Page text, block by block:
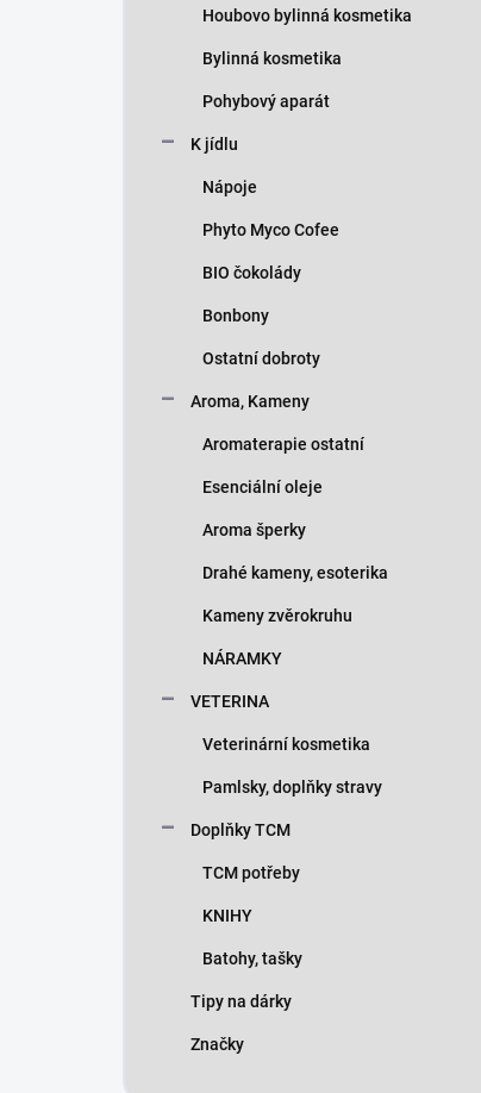
Houbovo bylinná kosmetika
Bylinná kosmetika
Pohybový aparát
K jídlu
Nápoje
Phyto Myco Cofee
BIO čokolády
Bonbony
Ostatní dobroty
Aroma, Kameny
Aromaterapie ostatní
Esenciální oleje
Aroma šperky
Drahé kameny, esoterika
Kameny zvěrokruhu
NÁRAMKY
VETERINA
Veterinární kosmetika
Pamlsky, doplňky stravy
Doplňky TCM
TCM potřeby
KNIHY
Batohy, tašky
Tipy na dárky
Značky